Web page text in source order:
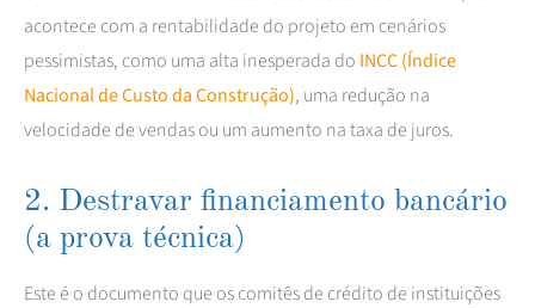
acontece com a rentabilidade do projeto em cenários
pessimistas, como uma alta inesperada do INCC (Índice
Nacional de Custo da Construção), uma redução na
velocidade de vendas ou um aumento na taxa de juros.
2. Destravar financiamento bancário
(a prova técnica)
Este é o documento que os comitês de crédito de instituições